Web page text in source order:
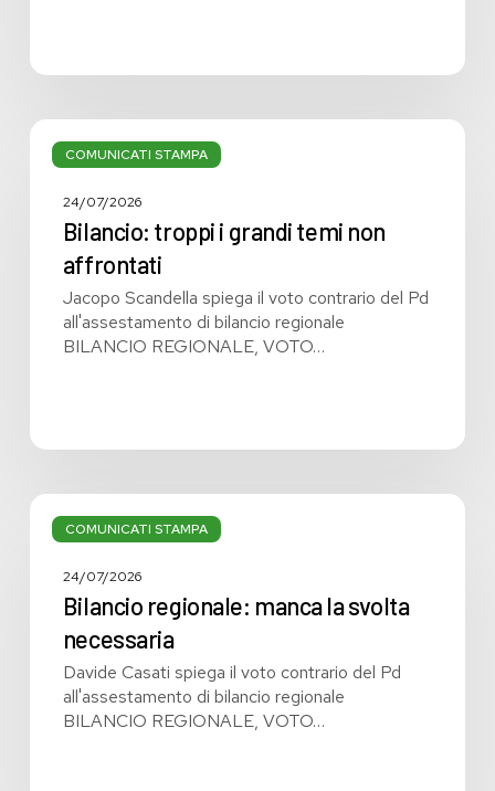
COMUNICATI STAMPA
Bilancio:
troppi
grandi
affrontati
24/07/2026
Bilancio: troppi i grandi temi non
affrontati
Jacopo Scandella spiega il voto contrario del Pd
all'assestamento di bilancio regionale
BILANCIO REGIONALE, VOTO…
COMUNICATI STAMPA
Bilancio
regionale:
svolta
24/07/2026
Bilancio regionale: manca la svolta
necessaria
Davide Casati spiega il voto contrario del Pd
all'assestamento di bilancio regionale
BILANCIO REGIONALE, VOTO…